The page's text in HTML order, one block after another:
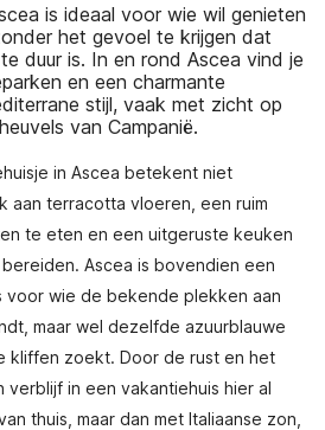
is ideaal voor wie wil genieten
het gevoel te krijgen dat
duur is. In en rond Ascea vind je
en een charmante
stijl, vaak met zicht op
van Campanië.
in Ascea betekent niet
aan terracotta vloeren, een ruim
te eten en een uitgeruste keuken
Ascea is bovendien een
voor wie de bekende plekken aan
maar wel dezelfde azuurblauwe
kliffen zoekt. Door de rust en het
in een vakantiehuis hier al
thuis, maar dan met Italiaanse zon,